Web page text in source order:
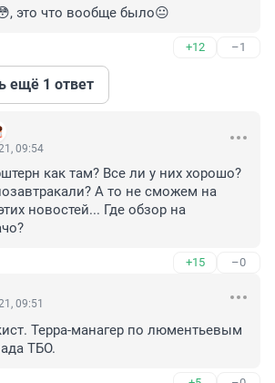
это что вообще было😐
+12 –1
ещё 1 ответ
09:54
как там? Все ли у них хорошо?
А то не сможем на
новостей... Где обзор на
+15 –0
09:51
Терра-манагер по люментьевым
ТБО.